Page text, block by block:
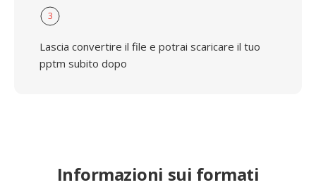
3
Lascia convertire il file e potrai scaricare il tuo
pptm subito dopo
Informazioni sui formati